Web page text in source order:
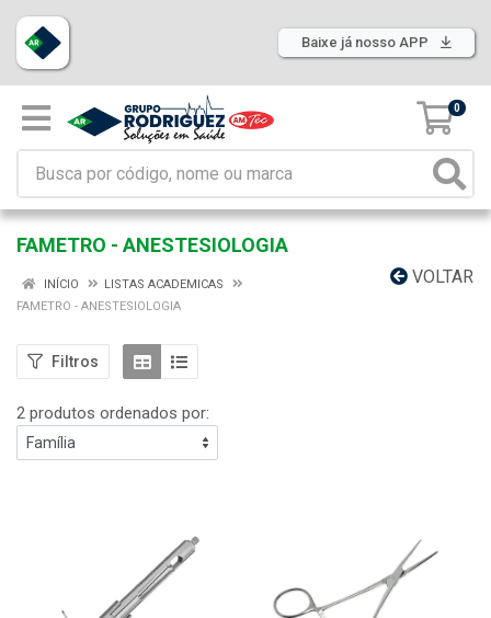
Baixe já nosso APP
0
FAMETRO - ANESTESIOLOGIA
VOLTAR
INÍCIO
LISTAS ACADEMICAS
FAMETRO - ANESTESIOLOGIA
Filtros
2 produtos ordenados por: